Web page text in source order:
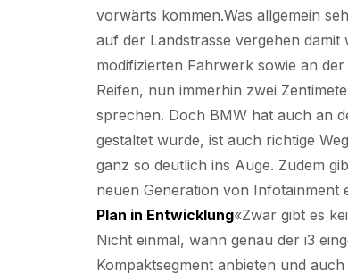
vorwärts kommen.Was allgemein
auf der Landstrasse vergehen
modifizierten Fahrwerk sowie an
Reifen, nun immerhin zwei
sprechen. Doch BMW hat auch an
gestaltet wurde, ist auch richtige
ganz so deutlich ins Auge. Zudem
neuen Generation von Infotainment
Plan in Entwicklung«Zwar gibt es
Nicht einmal, wann genau der i3
Kompaktsegment anbieten und